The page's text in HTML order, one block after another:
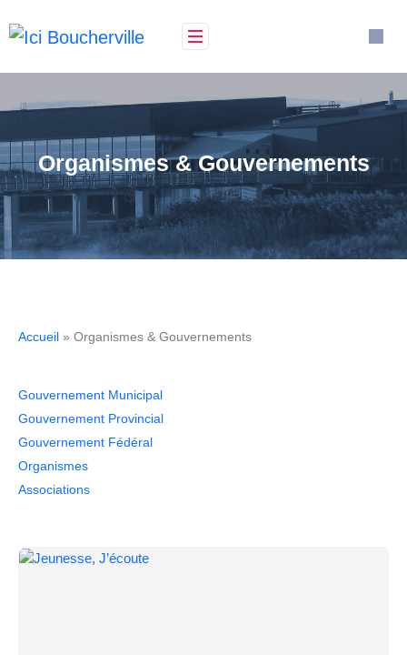
Organismes & Gouvernements
Accueil » Organismes & Gouvernements
Gouvernement Municipal
Gouvernement Provincial
Gouvernement Fédéral
Organismes
Associations